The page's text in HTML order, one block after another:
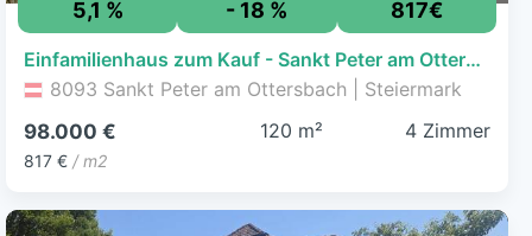
5,1 % - 18 % 817€
Einfamilienhaus zum Kauf - Sankt Peter am Ottersbach - 98.000 € - 4 Zimmer, 120 m², 518 m² Grundstück
8093 Sankt Peter am Ottersbach | Steiermark
98.000 €
817 € / m2
120 m² 4 Zimmer